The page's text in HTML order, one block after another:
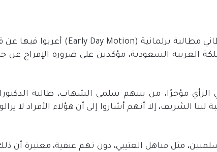
مطالبة برلمانية (Early Day Motion)
أعربوا فيها
العربية السعودية، مؤكدين على ضرورة الإفراج عن
مؤخرًا، من بينهم سلمى الشهاب، طالبة
الشريف، إلا أنهم أشاروا إلى أن هؤلاء الأفراد لا
مثل مناهل العتيبي، دون تهم عنفية، معتبرة أن